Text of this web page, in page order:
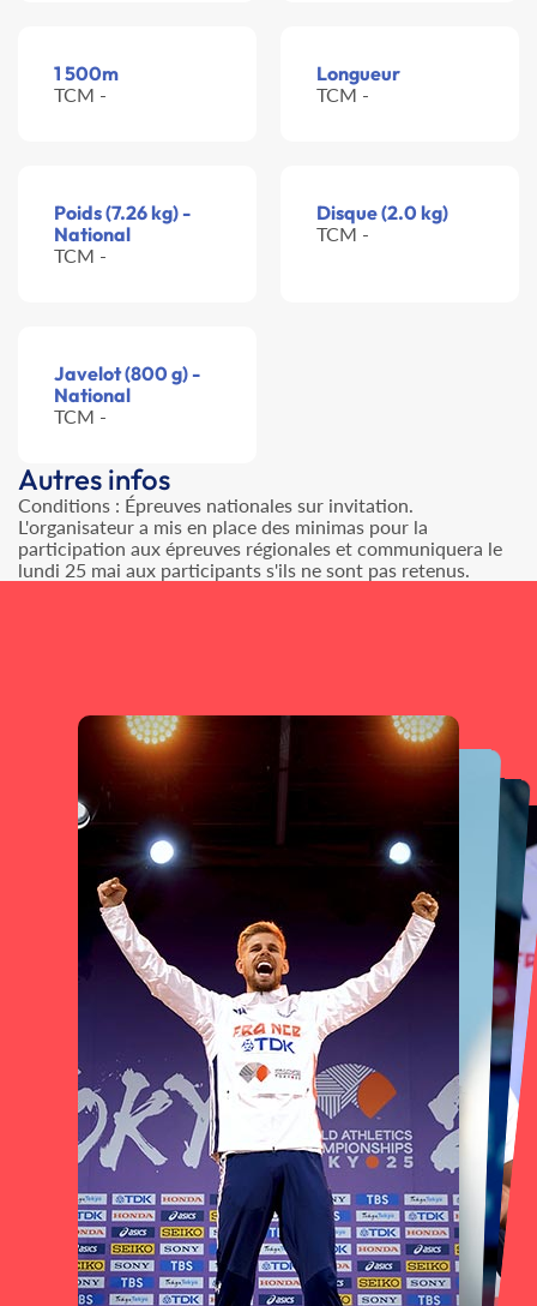
1 500m
TCM -
Longueur
TCM -
Poids (7.26 kg) -
National
TCM -
Disque (2.0 kg)
TCM -
Javelot (800 g) -
National
TCM -
Autres infos
Conditions : Épreuves nationales sur invitation.
L'organisateur a mis en place des minimas pour la
participation aux épreuves régionales et communiquera le
lundi 25 mai aux participants s'ils ne sont pas retenus.